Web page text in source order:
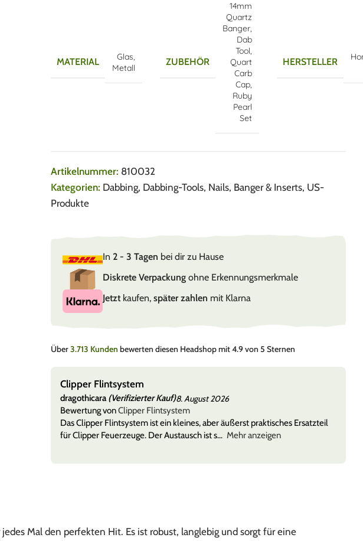
MATERIAL Glas
Metall
ZUBEHÖR
14mm
Quartz
Banger,
Dab
Tool,
Quart
Carb
Cap,
Ruby
Pearl
Set
HERSTELLER
Artikelnummer: 810032
Kategorien: Dabbing, Dabbing-Tools, Nails, Banger & Inserts, US-
Produkte
In 2 - 3 Tagen bei dir zu Hause
Diskrete Verpackungohne Erkennungsmerkmale
Jetztkaufen, später zahlen mit Klarna
Über3.713 Kunden bewerten diesen Headshop mit 4.9 von 5 Sternen
Clipper Flintsystem
dragothicara(Verifizierter Kauf)8. August 2026
Bewertung vonClipper Flintsystem
Das Clipper Flintsystem ist ein kleines, aber äußerst praktisches Ersatzteil
für Clipper Feuerzeuge. Der Austausch ist s
Mehr anzeigen
Mal den perfekten Hit. Es ist robust, langlebig und sorgt für eine